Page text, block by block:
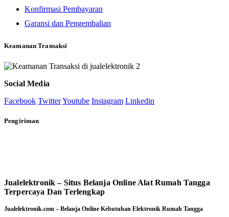
Konfirmasi Pembayaran
Garansi dan Pengembalian
Keamanan Transaksi
Social Media
Facebook TwitterYoutube Instagram Linkedin
Pengiriman
Jualelektronik – Situs Belanja Online Alat Rumah Tangga
Terpercaya Dan Terlengkap
Jualelektronik.com – Belanja Online Kebutuhan Elektronik Rumah Tangga